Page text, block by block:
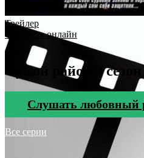
Трейлер
Смотреть онлайн
Чужой район 3 сезон
Cлушать любовный
Все серии